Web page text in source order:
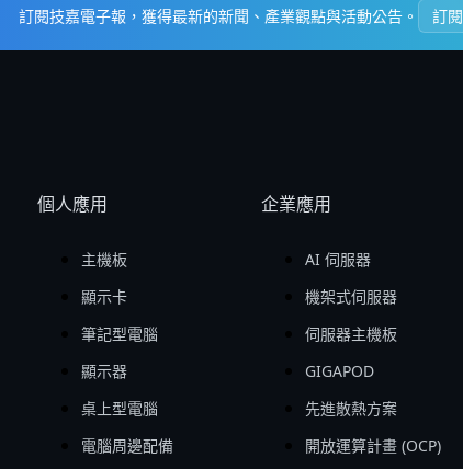
訂閱技嘉電子報，獲得最新的新聞、產業觀點與活動公告。 訂閱
個人應用
主機板
顯示卡
筆記型電腦
顯示器
桌上型電腦
電腦周邊配備
企業應用
AI 伺服器
機架式伺服器
伺服器主機板
GIGAPOD
先進散熱方案
開放運算計畫 (OCP)